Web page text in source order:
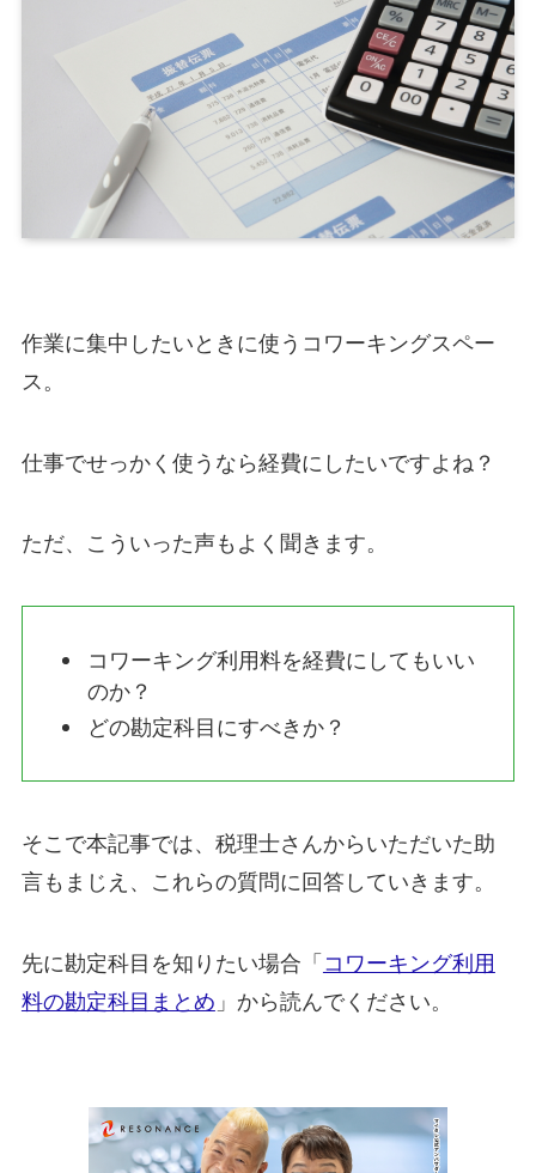
作業に集中したいときに使うコワーキングスペー
ス。
仕事でせっかく使うなら経費にしたいですよね？
ただ、こういった声もよく聞きます。
コワーキング利用料を経費にしてもいい
のか？
どの勘定科目にすべきか？
そこで本記事では、税理士さんからいただいた助
言もまじえ、これらの質問に回答していきます。
先に勘定科目を知りたい場合「 コワーキング利用
料の勘定科目まとめ 」から読んでください。